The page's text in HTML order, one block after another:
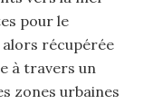
pour le
alors récupérée
à travers un
zones urbaines